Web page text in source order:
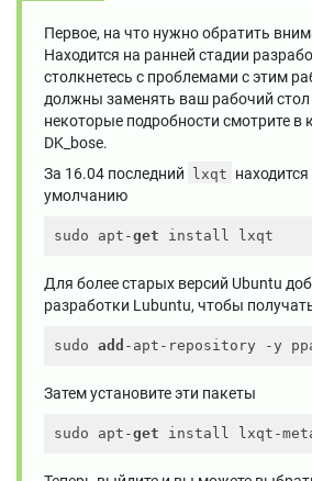
Первое, на что нужно обратить
Находится на ранней стадии
столкнетесь с проблемами с этим
должны заменять ваш рабочий
некоторые подробности смотрите в
DK_bose.
За 16.04 последний
lxqt
умолчанию
sudo apt-get
Для более старых версий Ubuntu
разработки Lubuntu, чтобы
sudo add -apt-repository -y
Затем установите эти пакеты
sudo apt-get